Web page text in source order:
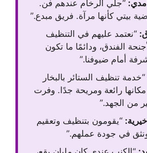
“جلي الرخام عندهم فن.
بيتي كأنها مرآة. فريق مبدع.”
“نعتمد عليهم في التنظيف
الفندق، ودائمًا ما تكون
أمام ضيوفنا.”
“خدمة تنظيف الستائر بالبخار
رائعة ومريحة جدًا. وفرت
من الجهد.”
“يقومون بتنظيف وتعقيم
ونثق في جودة عملهم.”